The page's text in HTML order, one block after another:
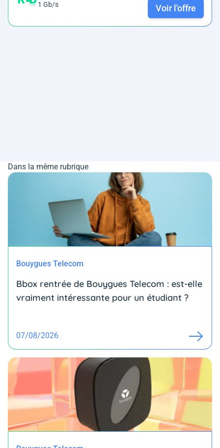
1 Gb/s Voir l'offre
Dans la même rubrique
Bouygues Telecom
Bbox rentrée de Bouygues Telecom : est-elle
vraiment intéressante pour un étudiant ?
07/08/2026